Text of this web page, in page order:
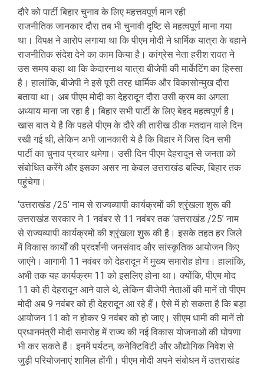
दौरे को पार्टी बिहार चुनाव के लिए महत्तवपूर्ण मान रही
राजनीतिक जानकार दौरा तब भी चुनावी दृष्टि से महत्वपूर्ण माना गया
था। विपक्ष ने आरोप लगाया था कि पीएम मोदी ने धार्मिक यात्रा के बहाने
राजनीतिक संदेश देने का काम किया है। कांग्रेस नेता हरीश रावत ने
उस समय कहा था कि केदारनाथ यात्रा बीजेपी की मार्केटिंग का हिस्सा
है। हालांकि, बीजेपी ने इसे पूरी तरह धार्मिक और विकासोन्मुख दौरा
बताया था। अब पीएम मोदी का देहरादून दौरा उसी क्रम का अगला
अध्याय माना जा रहा है। बिहार सभी पार्टी के लिए बेहद महत्वपूर्ण है।
खास बात ये है कि पहले पीएम के दौरे की तारीख ठीक मतदान वाले दिन
रखी गई थी, लेकिन अभी जानकारी ये है कि बिहार में जिस दिन सभी
पार्टी का चुनाव प्रचार थमेगा। उसी दिन पीएम देहरादून से जनता को
संबोधित करेंगे और इसका असर ना केवल उत्तराखंड बल्कि, बिहार तक
पहुंचेगा।
‘उत्तराखंड /25’ नाम से राज्यव्यापी कार्यक्रमों की श्रृंखला शुरू की
उत्तराखंड सरकार ने 1 नवंबर से 11 नवंबर तक ‘उत्तराखंड /25’ नाम
से राज्यव्यापी कार्यक्रमों की श्रृंखला शुरू की है। इसके तहत हर जिले
में विकास कार्यों की प्रदर्शनी जनसंवाद और सांस्कृतिक आयोजन किए
जाएंगे। आगामी 11 नवंबर को देहरादून में मुख्य समारोह होगा। हालांकि,
अभी तक यह कार्यक्रम 11 को इसलिए होना था। क्योंकि, पीएम मोद
11 को ही देहरादून आने वाले थे, लेकिन बीजेपी नेताओं की मानें तो पीएम
मोदी अब 9 नवंबर को ही देहरादून आ रहे हैं। ऐसे में हो सकता है कि बड़ा
आयोजन 11 को न होकर 9 नवंबर को हो जाए। सीएम धामी की मानें तो
प्रधानमंत्री मोदी समारोह में राज्य की नई विकास योजनाओं की घोषणा
भी कर सकते हैं। इनमें पर्यटन, कनेक्टिविटी और औद्योगिक निवेश से
जुड़ी परियोजनाएं शामिल होंगी। पीएम मोदी अपने संबोधन में उत्तराखंड